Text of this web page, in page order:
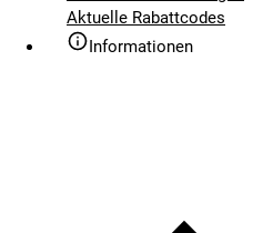
Aktuelle Rabattcodes
Informationen